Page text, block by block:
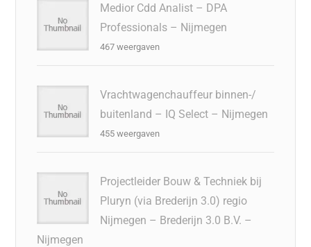
Medior Cdd Analist – DPA
Professionals – Nijmegen
467 weergaven
Vrachtwagenchauffeur binnen-/
buitenland – IQ Select – Nijmegen
455 weergaven
Projectleider Bouw & Techniek bij
Pluryn (via Brederijn 3.0) regio
Nijmegen – Brederijn 3.0 B.V. –
Nijmegen